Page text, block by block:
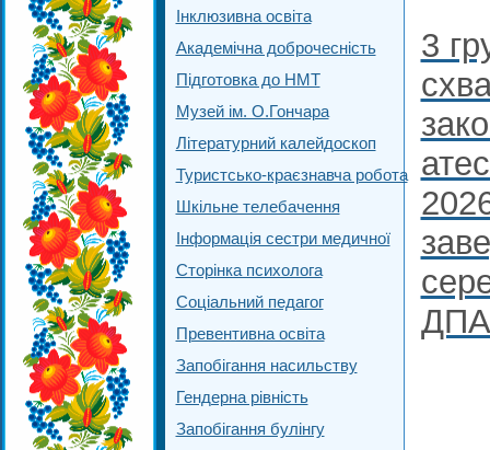
Інклюзивна освіта
Академічна доброчесність
Підготовка до НМТ
Музей ім. О.Гончара
Літературний калейдоскоп
Туристсько-краєзнавча робота
Шкільне телебачення
Інформація сестри медичної
Сторінка психолога
Соціальний педагог
Превентивна освіта
Запобігання насильству
Гендерна рівність
Запобігання булінгу
3